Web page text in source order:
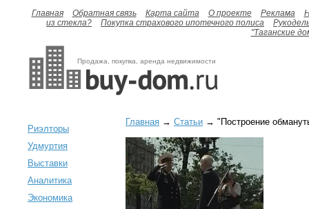
Главная Обратная связь Карта сайта О проекте Реклама
из стекла?
Покупка страхового ипотечного полиса
"Таганские
Продажа, покупка, аренда недвижимости
Риэлторы
Удмуртия
Выставки
Аналитика
Экономика
Главная → Статьи → "Построение